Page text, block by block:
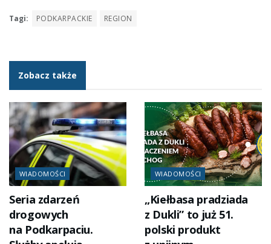
Tagi: PODKARPACKIE REGION
Zobacz także
WIADOMOŚCI
Seria zdarzeń
drogowych
na Podkarpaciu.
WIADOMOŚCI
„Kiełbasa pradziada
z Dukli” to już 51.
polski produkt